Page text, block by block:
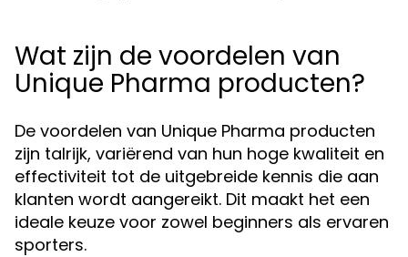
Wat zijn de voordelen van
Unique Pharma producten?
De voordelen van Unique Pharma producten
zijn talrijk, variërend van hun hoge kwaliteit en
effectiviteit tot de uitgebreide kennis die aan
klanten wordt aangereikt. Dit maakt het een
ideale keuze voor zowel beginners als ervaren
sporters.